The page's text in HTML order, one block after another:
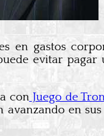
en gastos
evitar pagar
conJuego de
en